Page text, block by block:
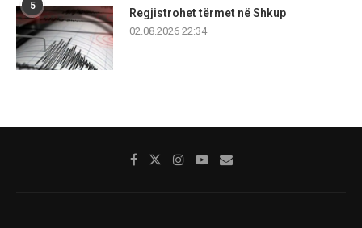
5
Regjistrohet tërmet në Shkup
02.08.2026 22:34